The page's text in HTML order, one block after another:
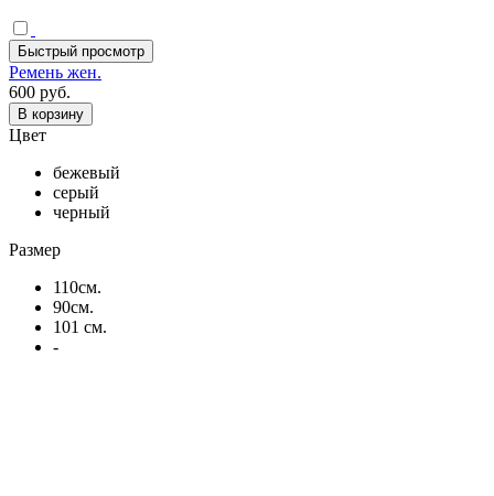
Быстрый просмотр
Ремень жен.
600 руб.
В корзину
Цвет
бежевый
серый
черный
Размер
110см.
90см.
101 см.
-